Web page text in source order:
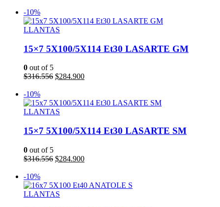
era:
$222.111.
es:
-10%
LLANTAS
15×7 5X100/5X114 Et30 LASARTE GM
0 out of 5
$316.556 El
era:
$316.556.
$284.900El
es:
-10%
LLANTAS
15×7 5X100/5X114 Et30 LASARTE SM
0 out of 5
$316.556 El
era:
$316.556.
$284.900El
es:
-10%
LLANTAS